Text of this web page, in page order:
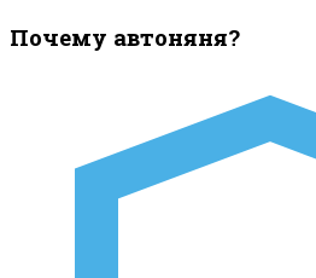
Почему автоняня?